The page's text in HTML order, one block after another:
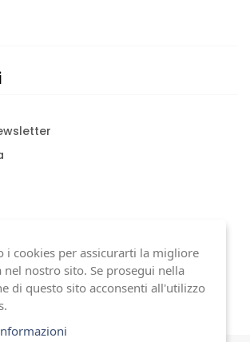
i cookies per assicurarti la migliore
nel nostro sito. Se prosegui nella
di questo sito acconsenti all'utilizzo